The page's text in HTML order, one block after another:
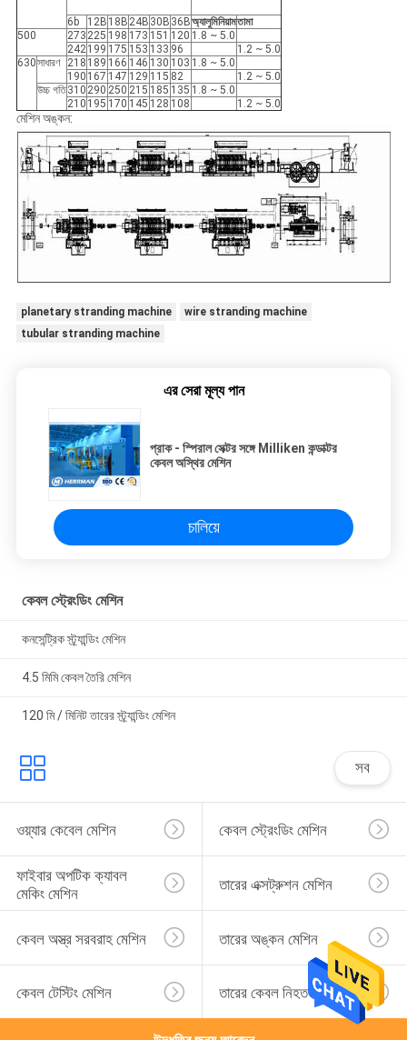
6b 12B 18B 24B 30B 36Bঅ্যালুমিনিয়ামতামা
500
273 225 198 173 151 120 1.8 ~ 5.0
242199 175 153 133 96
1.2 ~ 5.0
630সাধারণ 218 189 166 146 130 103 1.8 ~ 5.0
190 167 147 129 115 82
1.2 ~ 5.0
উচ্চ গতি310 290 250 215 185 135 1.8 ~ 5.0
210 195 170 145 128 108 1.2 ~ 5.0
মেশিন অঙ্কন:
planetary stranding machine
wire stranding machine
tubular stranding machine
এর সেরা মূল্য পান
প্রাক - স্পিরাল সেক্টর সঙ্গে Milliken কন্ডাক্টর
কেবল অস্থির মেশিন
চালিয়ে
কেবল স্ট্রেংডিং মেশিন
কনসেন্ট্রিক স্ট্র্যান্ডিং মেশিন
4.5 মিমি কেবল তৈরি মেশিন
120 মি / মিনিট তারের স্ট্র্যান্ডিং মেশিন
সব
ওয়্যার কেবেল মেশিন কেবল স্ট্রেংডিং মেশিন
ফাইবার অপটিক ক্যাবল
মেকিং মেশিন
তারের এক্সট্রুশন মেশিন
কেবল অস্ত্র সরবরাহ মেশিন তারের অঙ্কন মেশিন
কেবল টেস্টিং মেশিন তারের কেবল নিহত